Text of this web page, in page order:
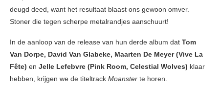
deugd deed, want het resultaat blaast ons gewoon omver.
Stoner die tegen scherpe metalrandjes aanschuurt!
In de aanloop van de release van hun derde album dat Tom
Van Dorpe, David Van Glabeke, Maarten De Meyer (Vive La
Fête) en Jelle Lefebvre (Pink Room, Celestial Wolves) klaar
hebben, krijgen we de titeltrack Moanster te horen.